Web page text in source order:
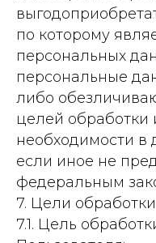
по которому
персональных
персональные
либо
целей обработки
необходимости в
если иное не
федеральным
7. Цели
7.1. Цель